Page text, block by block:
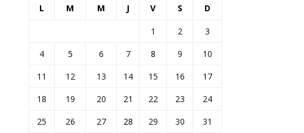
L M M J V S D
1 2
3
4
5 6 7 8 9
10
11
12 13 14 15 16
17
18
19 20 21 22 23
24
25
26 27 28 29 30
31